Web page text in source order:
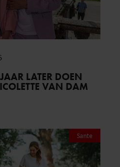
LATER DOEN
VAN DAM
Sante